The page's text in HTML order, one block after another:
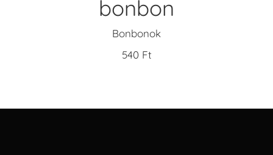
bonbon
Bonbonok
540 Ft